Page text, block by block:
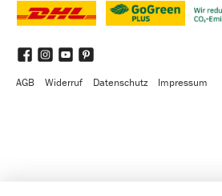
FacebookInstagram
YouTubePinterest
AGB
Widerruf Datenschutz Impressum